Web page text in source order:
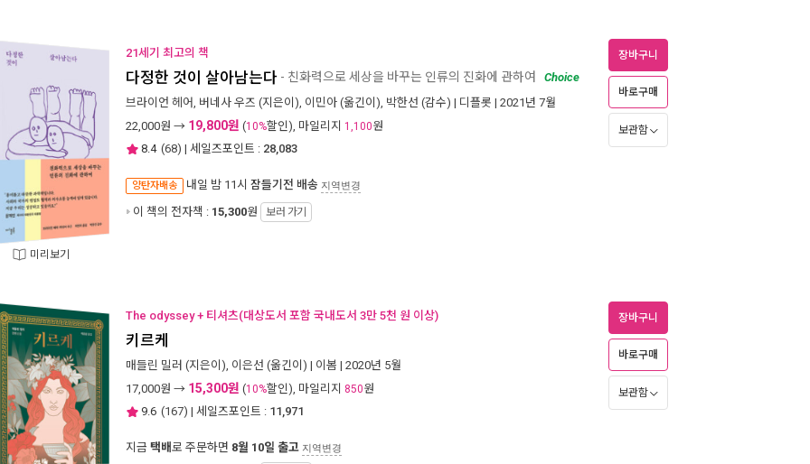
미리보기
21세기 최고의 책
다정한 것이 살아남는다 - 친화력으로 세상을 바꾸는 인류의 진화에 관하여
Choice
브라이언 헤어, 버네사 우즈 (지은이), 이민아 (옮긴이), 박한선 (감수) | 디플롯 | 2021년 7월
22,000원 → 19,800원 (10%할인), 마일리지 1,100원
8.4 (68) | 세일즈포인트 : 28,083
양탄자배송 내일 밤 11시 잠들기전 배송 지역변경
이 책의 전자책 : 15,300원 보러 가기
장바구니
바로구매
보관함
The odyssey + 티셔츠(대상도서 포함 국내도서 3만 5천 원 이상)
키르케
매들린 밀러 (지은이), 이은선 (옮긴이) | 이봄 | 2020년 5월
17,000원 → 15,300원 (10%할인), 마일리지 850원
9.6 (167) | 세일즈포인트 : 11,971
지금 택배로 주문하면 8월 10일 출고 지역변경
장바구니
바로구매
보관함